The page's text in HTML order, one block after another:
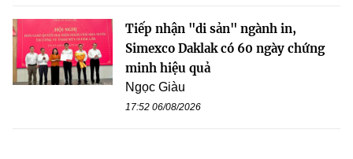
Tiếp nhận "di sản" ngành in,
Simexco Daklak có 60 ngày chứng
minh hiệu quả
Ngọc Giàu
17:52 06/08/2026